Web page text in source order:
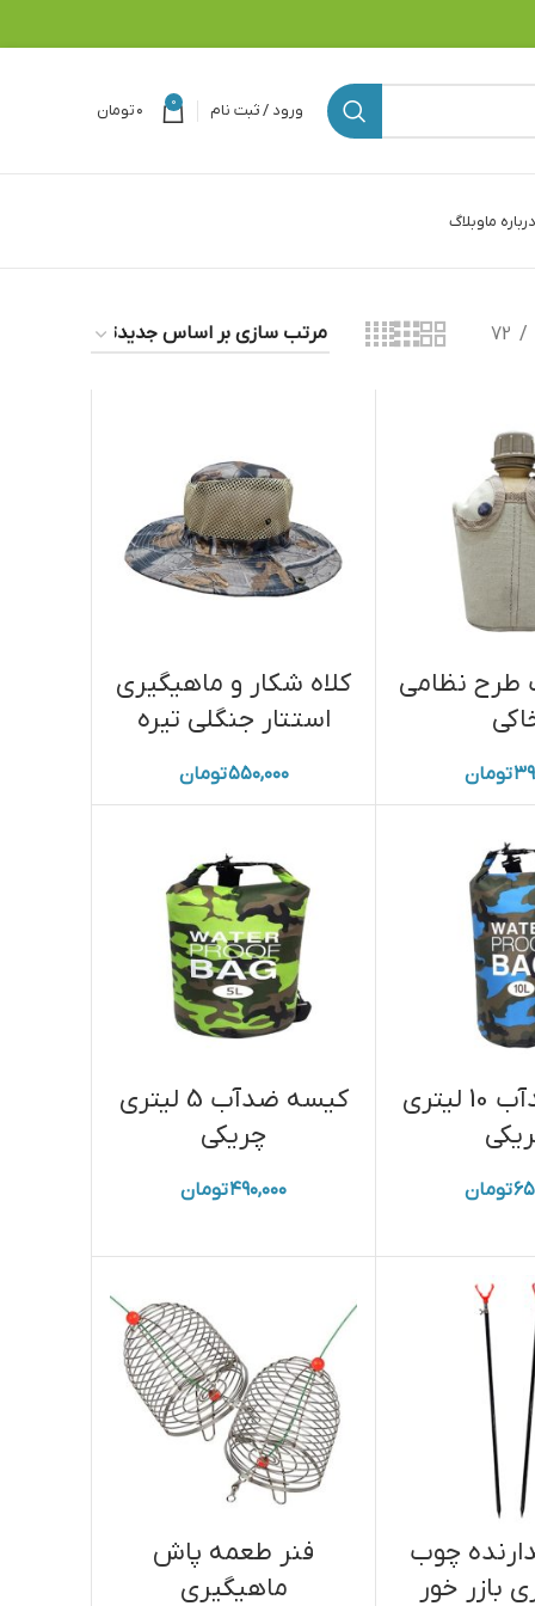
ورود / ثبت نام 0 ۰تومان
درباره ماوبلاگ
72
طرح نظامی
تومان
کلاه شکار و ماهیگیری
استتار جنگلی تیره
۵۵۰,۰۰۰تومان
کیسه ضدآب 10 لیتری
تومان
کیسه ضدآب 5 لیتری
چریکی
۴۹۰,۰۰۰تومان
چوب
بازر خور
فنر طعمه پاش
ماهیگیری